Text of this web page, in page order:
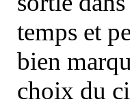
temps et
bien
choix du